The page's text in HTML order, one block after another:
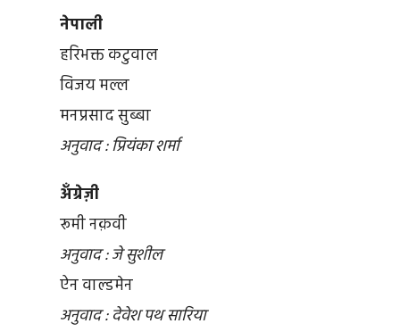
नेपाली
हरिभक्त कटुवाल
विजय मल्ल
मनप्रसाद सुब्बा
अनुवाद : प्रियंका शर्मा
अँग्रेज़ी
रूमी नक़वी
अनुवाद : जे सुशील
ऐन वाल्डमेन
अनुवाद : देवेश पथ सारिया